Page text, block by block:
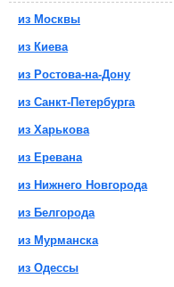
из Москвы
из Киева
из Ростова-на-Дону
из Санкт-Петербурга
из Харькова
из Еревана
из Нижнего Новгорода
из Белгорода
из Мурманска
из Одессы